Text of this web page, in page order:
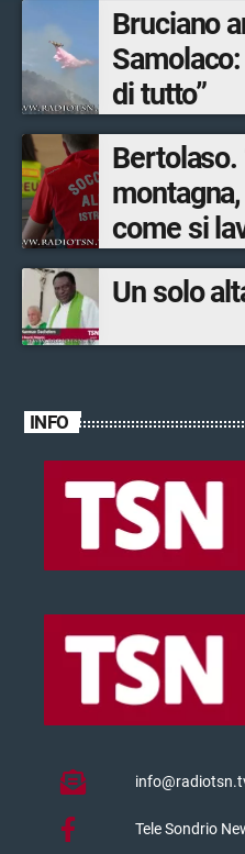
Bruciano
di tutto”
Bertolaso.
come si
Un solo
INFO
Tele Sondrio